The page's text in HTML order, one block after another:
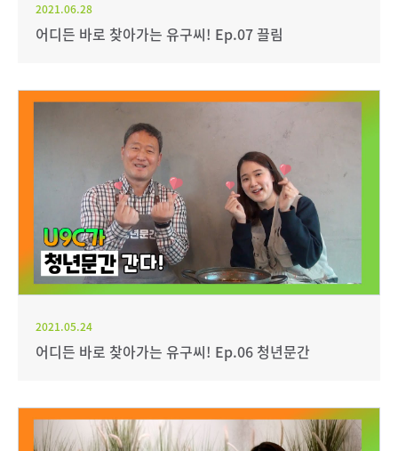
2021.06.28
어디든 바로 찾아가는 유구씨! Ep.07 끌림
2021.05.24
어디든 바로 찾아가는 유구씨! Ep.06 청년문간